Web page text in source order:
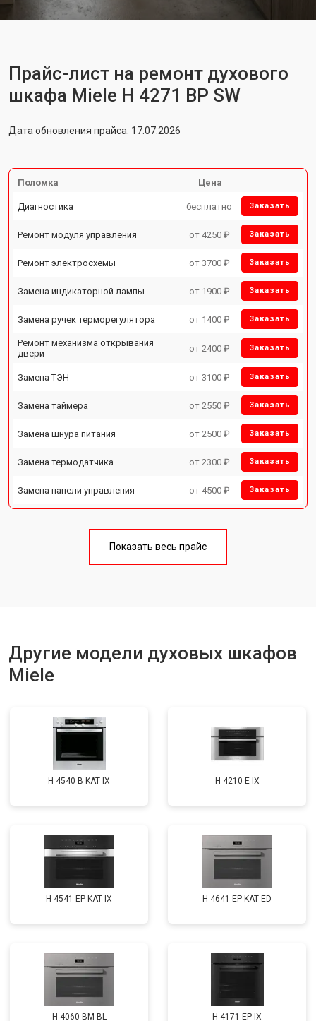
Прайс-лист на ремонт духового
шкафа Miele H 4271 BP SW
Дата обновления прайса: 17.07.2026
Поломка Цена
Диагностика бесплатно Заказать
Ремонт модуля управления от 4250 ₽ Заказать
Ремонт электросхемы от 3700 ₽ Заказать
Замена индикаторной лампы от 1900 ₽ Заказать
Замена ручек терморегулятора от 1400 ₽ Заказать
Ремонт механизма открывания
двери
от 2400 ₽ Заказать
Замена ТЭН от 3100 ₽ Заказать
Замена таймера от 2550 ₽ Заказать
Замена шнура питания от 2500 ₽ Заказать
Замена термодатчика от 2300 ₽ Заказать
Замена панели управления от 4500 ₽ Заказать
Показать весь прайс
Другие модели духовых шкафов
Miele
H 4540 B KAT IX H 4210 E IX
H 4541 EP KAT IX H 4641 EP KAT ED
H 4060 BM BL H 4171 EP IX